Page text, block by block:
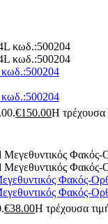
κωδ.:500204
κωδ.:500204
€150.00Η τρέχουσα
Φακός-
Φακός-
€38.00Η τρέχουσα